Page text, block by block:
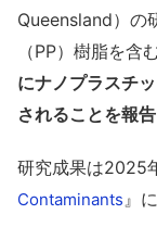
Queensland）の
（PP）樹脂を含
にナノプラスチ
されることを報告
研究成果は2025
Contaminants 』